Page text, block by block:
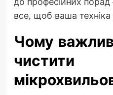
все, щоб ваша
Чому
чистити